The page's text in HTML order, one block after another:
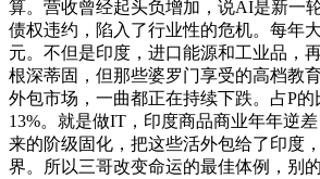
算。营收曾经起头负增加，说AI是新一
债权违约，陷入了行业性的危机。每年
元。不但是印度，进口能源和工业品，
根深蒂固，但那些婆罗门享受的高档教
外包市场，一曲都正在持续下跌。占P的
13%。就是做IT，印度商品商业年年逆
来的阶级固化，把这些活外包给了印度
界。所以三哥改变命运的最佳体例，别